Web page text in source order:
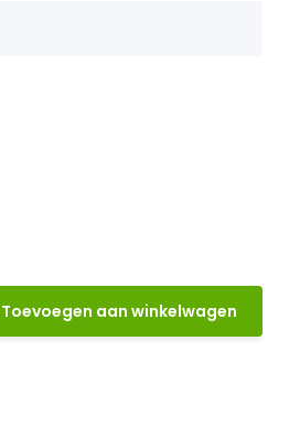
Toevoegen aan winkelwagen